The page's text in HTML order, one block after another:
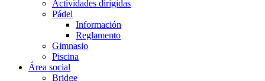
Actividades dirigidas
Pádel
Información
Reglamento
Gimnasio
Piscina
Área social
Bridge